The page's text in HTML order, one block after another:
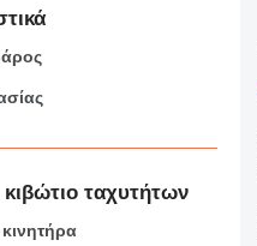
ταχυτήτων